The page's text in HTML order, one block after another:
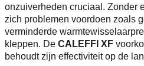
onzuiverheden cruciaal. Zonder
zich problemen voordoen zoals
verminderde
kleppen. De CALEFFI XF
behoudt zijn effectiviteit op de